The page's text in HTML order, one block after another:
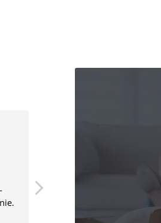
Gorąco polecam. Bardzo
Meble zabezpieczone
Krótkie terminy